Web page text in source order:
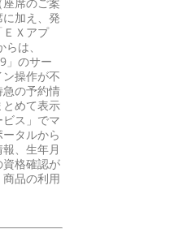
加え、発
Ｘアプ
は、
」のサー
操作が不
の予約情
めて表示
ス」でマ
タルから
、生年月
資格確認が
品の利用